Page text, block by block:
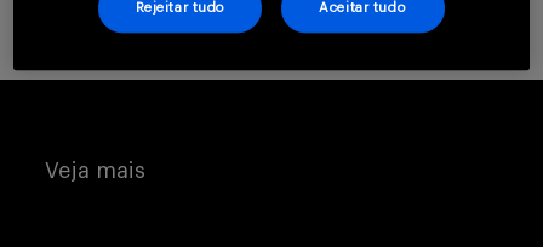
Veja mais
Rejeitar tudo Aceitar tudo